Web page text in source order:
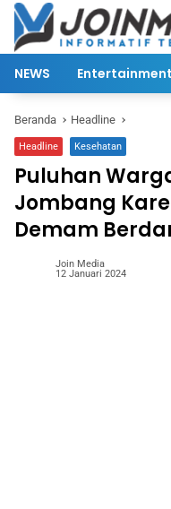
Langsung
konten
NEWS Entertainment
Beranda Headline
Headline Kesehatan
Puluhan
Jombang
Demam
Join Media
12 Januari 2024